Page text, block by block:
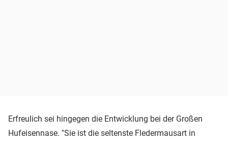
Erfreulich sei hingegen die Entwicklung bei der Großen
Hufeisennase. "Sie ist die seltenste Fledermausart in